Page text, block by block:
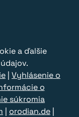
a ďalšie
Vyhlásenie o
o
súkromia
orodian.de